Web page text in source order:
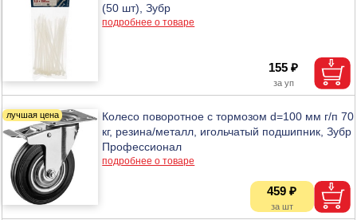
(50 шт), Зубр
подробнее о товаре
155 ₽
Колесо поворотное с тормозом d=100 мм г/п 70
кг, резина/металл, игольчатый подшипник, Зубр
Профессионал
подробнее о товаре
459 ₽